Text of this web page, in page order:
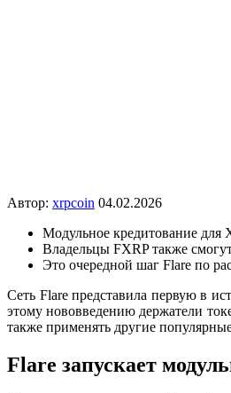
Автор: xrpcoin 04.02.2026
Модульное кредитование для
Владельцы FXRP также
Это очередной шаг Flare по
Сеть Flare представила первую в
этому нововведению держатели
также применять другие
Flare запускает